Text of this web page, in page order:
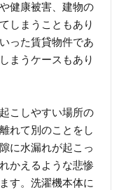
健康被害、建物の
しまうこともあり
った賃貸物件であ
まうケースもあり
こしやすい場所の
れて別のことをし
に水漏れが起こっ
かえるような悲惨
す。洗濯機本体に